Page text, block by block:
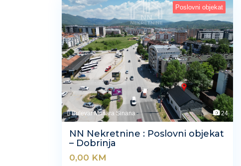
Poslovni objekat
Bulevar Mimara Sinana 24
NN Nekretnine : Poslovni objekat
– Dobrinja
0,00 KM